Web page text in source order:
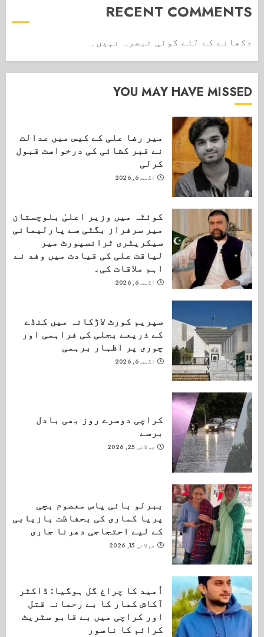
RECENT COMMENTS
دکھانے کے لئے کوئی تبصرہ نہیں۔
YOU MAY HAVE MISSED
میر رضا علی کے کیس میں عدالت
نے قبر کشائی کی درخواست قبول
کرلی
اگست 6, 2026
کوئٹہ میں وزیر اعلیٰ بلوچستان
میر سرفراز بگٹی سے پارلیمانی
سیکریٹری ٹرانسپورٹ میر
لیاقت علی کی قیادت میں وفد نے
اہم ملاقات کی۔
اگست 6, 2026
سپریم کورٹ لاڑکانہ میں کنڈے
کے ذریعے بجلی کی فراہمی اور
چوری پر اظہار برہمی
اگست 6, 2026
کراچی دوسرے روز بھی بادل
برسے
جولائی 25, 2026
ببرلو بائی پاس معصوم بچی
پریا کماری کی بحفاظت بازیابی
کے لیے احتجاجی دھرنا جاری
جولائی 15, 2026
اُمید کا چراغ گل ہوگیا: ڈاکٹر
آکاش کمار کا بے رحمانہ قتل
اور کراچی میں بے قابو سٹریٹ
کرائم کا ناسور